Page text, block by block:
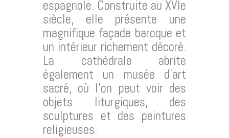
espagnole. Construite au XVIe
siècle, elle présente une
magnifique façade baroque et
un intérieur richement décoré.
La cathédrale abrite
également un musée d’art
sacré, où l’on peut voir des
objets liturgiques, des
sculptures et des peintures
religieuses.